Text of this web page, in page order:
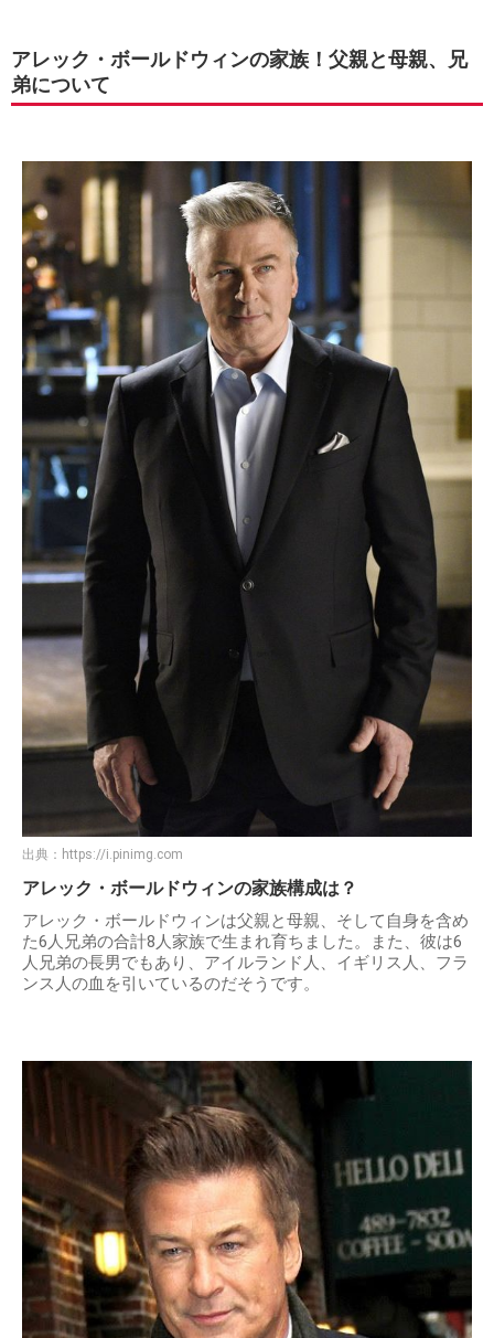
アレック・ボールドウィンの家族！父親と母親、兄
弟について
出典： https://i.pinimg.com
アレック・ボールドウィンの家族構成は？
アレック・ボールドウィンは父親と母親、そして自身を含め
た6人兄弟の合計8人家族で生まれ育ちました。また、彼は6
人兄弟の長男でもあり、アイルランド人、イギリス人、フラ
ンス人の血を引いているのだそうです。